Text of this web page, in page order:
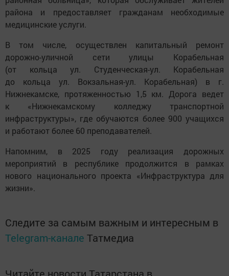
района и предоставляет гражданам необходимые
медицинские услуги.
В том числе, осуществлен капитальный ремонт
дорожно-уличной сети улицы Корабельная
(от кольца ул. Студенческая-ул. Корабельная
до кольца ул. Вокзальная-ул. Корабельная) в г.
Нижнекамске, протяженностью 1,5 км. Дорога ведет
к «Нижнекамскому колледжу транспортной
инфраструктуры», где обучаются более 900 учащихся
и работают более 60 преподавателей.
Напомним, в 2025 году реализация дорожных
мероприятий в республике продолжится в рамках
нового национального проекта «Инфраструктура для
жизни».
Следите за самым важным и интересным в
Telegram-канале Татмедиа